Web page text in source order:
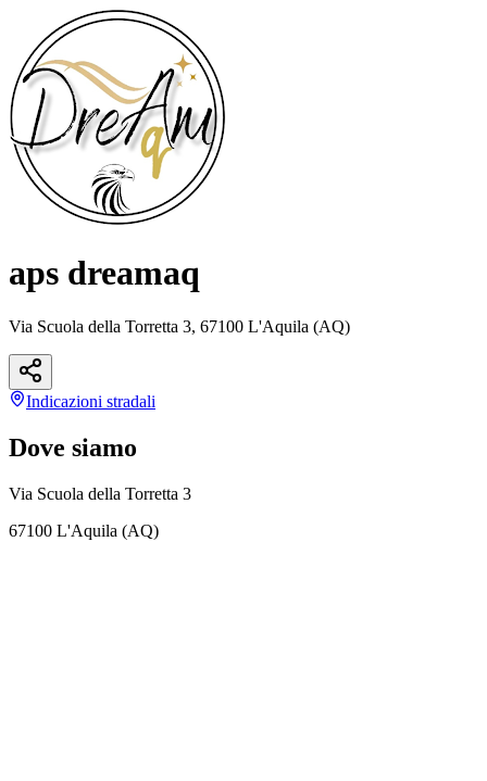
aps dreamaq
Via Scuola della Torretta 3, 67100 L'Aquila (AQ)
Indicazioni stradali
Dove siamo
Via Scuola della Torretta 3
67100 L'Aquila (AQ)